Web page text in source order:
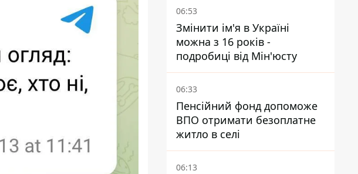
06:53
Змінити ім'я в Україні
можна з 16 років -
подробиці від Мін'юсту
06:33
Пенсійний фонд допоможе
ВПО отримати безоплатне
житло в селі
06:13